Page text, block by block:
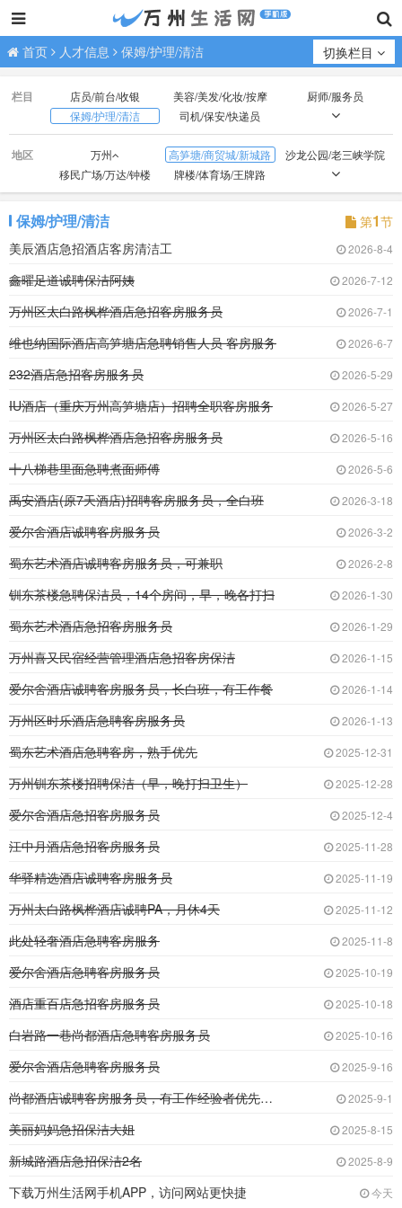
首页 人才信息 保姆/护理/清洁 切换栏目
栏目 店员/前台/收银 美容/美发/化妆/按摩
厨师/服务员
保姆/护理/清洁
司机/保安/快递员
技工/普工
业务/销售/营销
文员/助理/设计/策划
财会/出纳/库管
经营/行政/人事/后勤
教师/教练/助教
医生/护士
网络/电商/代练
钟点工/兼职/寒暑假工
在校生/实习
无具体意向求职
地区 万州 高笋塘/商贸城/新城路
沙龙公园/老三峡学院
移民广场/万达/钟楼
牌楼/体育场/王牌路
观音岩/光彩大市场
红光/小天鹅/国本路
外贸/双河口
火车站/龙都广场
百安坝/联合坝
江南新区
火车北站/塘坊/天子湖
五桥
保姆/护理/清洁 第1节
美辰酒店急招酒店客房清洁工
2026-8-4
鑫曜足道诚聘保洁阿姨 2026-7-12
万州区太白路枫桦酒店急招客房服务员 2026-7-1
维也纳国际酒店高笋塘店急聘销售人员 客房服务 2026-6-7
232酒店急招客房服务员 2026-5-29
IU酒店（重庆万州高笋塘店）招聘全职客房服务 2026-5-27
万州区太白路枫桦酒店急招客房服务员 2026-5-16
十八梯巷里面急聘煮面师傅 2026-5-6
禹安酒店(原7天酒店)招聘客房服务员，全白班 2026-3-18
爱尔舍酒店诚聘客房服务员 2026-3-2
蜀东艺术酒店诚聘客房服务员，可兼职 2026-2-8
钏东茶楼急聘保洁员，14个房间，早，晚各打扫 2026-1-30
蜀东艺术酒店急招客房服务员 2026-1-29
万州喜又民宿经营管理酒店急招客房保洁 2026-1-15
爱尔舍酒店诚聘客房服务员，长白班，有工作餐 2026-1-14
万州区时乐酒店急聘客房服务员 2026-1-13
蜀东艺术酒店急聘客房，熟手优先 2025-12-31
万州钏东茶楼招聘保洁（早，晚打扫卫生） 2025-12-28
爱尔舍酒店急招客房服务员 2025-12-4
江中月酒店急招客房服务员 2025-11-28
华驿精选酒店诚聘客房服务员 2025-11-19
万州太白路枫桦酒店诚聘PA，月休4天 2025-11-12
此处轻奢酒店急聘客房服务 2025-11-8
爱尔舍酒店急聘客房服务员 2025-10-19
酒店重百店急招客房服务员 2025-10-18
白岩路一巷尚都酒店急聘客房服务员 2025-10-16
爱尔舍酒店急聘客房服务员 2025-9-16
尚都酒店诚聘客房服务员，有工作经验者优先，只 2025-9-1
美丽妈妈急招保洁大姐 2025-8-15
新城路酒店急招保洁2名 2025-8-9
下载万州生活网手机APP，访问网站更快捷 今天